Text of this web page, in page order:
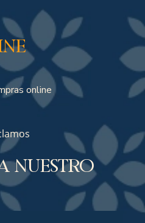
online
nuestro